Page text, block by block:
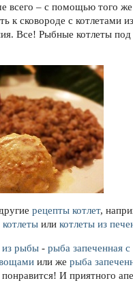
всего – с помощью того же
к сковороде с котлетами
Все! Рыбные котлеты
рецепты котлет,
или котлеты из
из рыбы - рыба запеченная
или же рыба
И приятного